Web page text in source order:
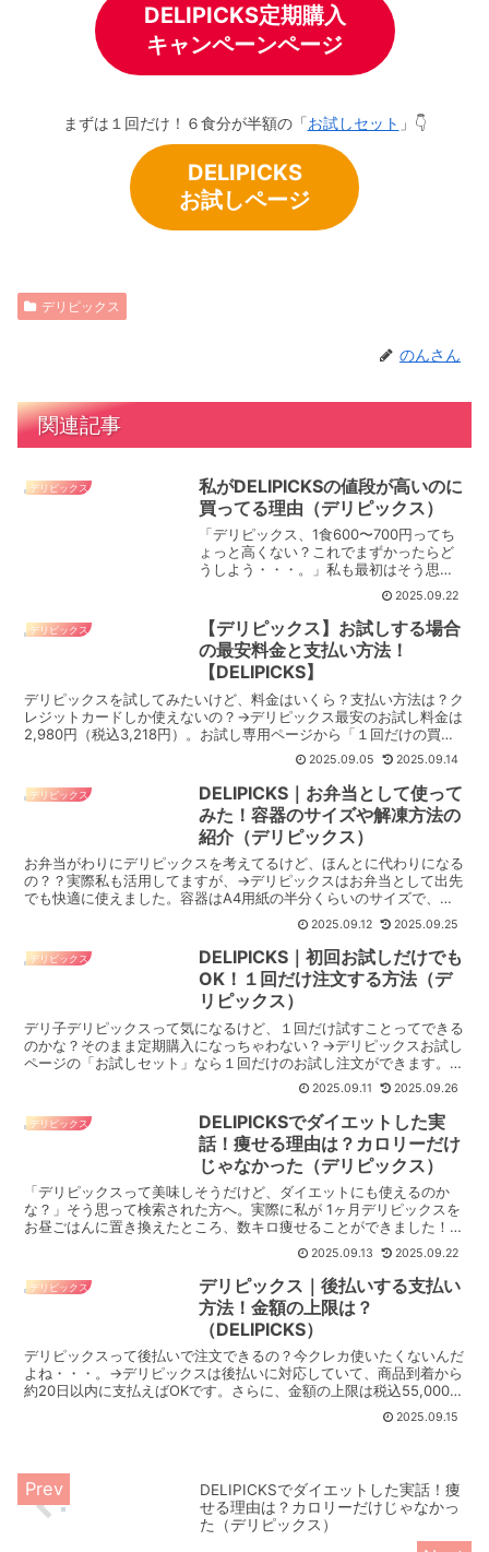
DELIPICKS定期購入
キャンペーンページ
まずは１回だけ！６食分が半額の「お試しセット 」👇
DELIPICKS
お試しページ
デリピックス
のんさん
関連記事
デリピックス
私がDELIPICKSの値段が高いのに
買ってる理由（デリピックス）
「デリピックス、1食600〜700円ってち
ょっと高くない？これでまずかったらど
うしよう・・・。」私も最初はそう思っ
ていた1人だった。でも実際に利用してみ
たらむしろコスパがいいと感じる。理由
は「味」「満足感」「5分で用意できる手
軽さ」、そして...
2025.09.22
デリピックス
【デリピックス】お試しする場合
の最安料金と支払い方法！
【DELIPICKS】
デリピックスを試してみたいけど、料金はいくら？支払い方法は？ク
レジットカードしか使えないの？→デリピックス最安のお試し料金は
2,980円（税込3,218円）。お試し専用ページから「１回だけの買い
切り」で買うことができます↓→支払い方法は ...
2025.09.05 2025.09.14
デリピックス
DELIPICKS｜お弁当として使って
みた！容器のサイズや解凍方法の
紹介（デリピックス）
お弁当がわりにデリピックスを考えてるけど、ほんとに代わりになる
の？？実際私も活用してますが、→デリピックスはお弁当として出先
でも快適に使えました。容器はA4用紙の半分くらいのサイズで、通
勤カバンやリュックの隙間にスッと収まります↓容器本体は...
2025.09.12 2025.09.25
デリピックス
DELIPICKS｜初回お試しだけでも
OK！１回だけ注文する方法（デ
リピックス）
デリ子デリピックスって気になるけど、１回だけ試すことってできる
のかな？そのまま定期購入になっちゃわない？→デリピックスお試し
ページの「お試しセット」なら１回だけのお試し注文ができます。お
試しページにもメニューが載ってますよ👉今日注文すれば最...
2025.09.11 2025.09.26
デリピックス
DELIPICKSでダイエットした実
話！痩せる理由は？カロリーだけ
じゃなかった（デリピックス）
「デリピックスって美味しそうだけど、ダイエットにも使えるのか
な？」そう思って検索された方へ。実際に私が 1ヶ月デリピックスを
お昼ごはんに置き換えたところ、数キロ痩せることができました！
2025.09.13 2025.09.22
デリピックス
デリピックス｜後払いする支払い
方法！金額の上限は？
（DELIPICKS）
デリピックスって後払いで注文できるの？今クレカ使いたくないんだ
よね・・・。→デリピックスは後払いに対応していて、商品到着から
約20日以内に支払えばOKです。さらに、金額の上限は税込55,000円
2025.09.15
DELIPICKSでダイエットした実話！痩
せる理由は？カロリーだけじゃなかっ
た（デリピックス）